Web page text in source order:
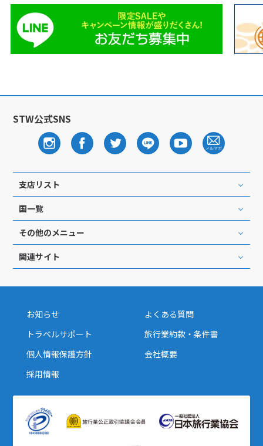
STW公式SNS
支店リスト
国一覧
その他のメニュー
関連サイト
お知らせ
よくある質問
トラベルサポート
旅行業約款・条件書
個人情報保護方針
会社概要
採用情報